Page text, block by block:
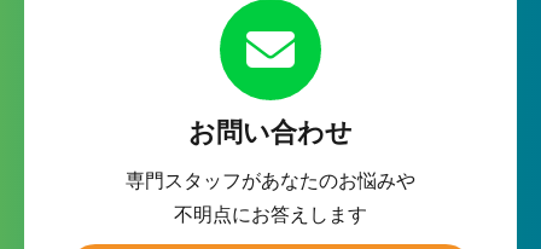
お問い合わせ
専門スタッフがあなたのお悩みや
不明点にお答えします